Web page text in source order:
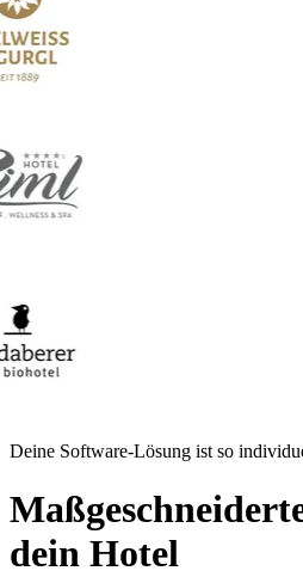
Deine Software-Lösung ist so
dein Hotel